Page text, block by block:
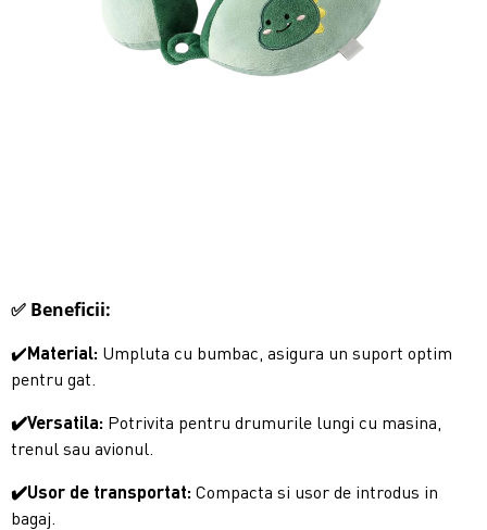
✅ Beneficii:
✔️Material: Umpluta cu bumbac, asigura un suport optim
pentru gat.
✔️Versatila: Potrivita pentru drumurile lungi cu masina,
trenul sau avionul.
✔️Usor de transportat: Compacta si usor de introdus in
bagaj.